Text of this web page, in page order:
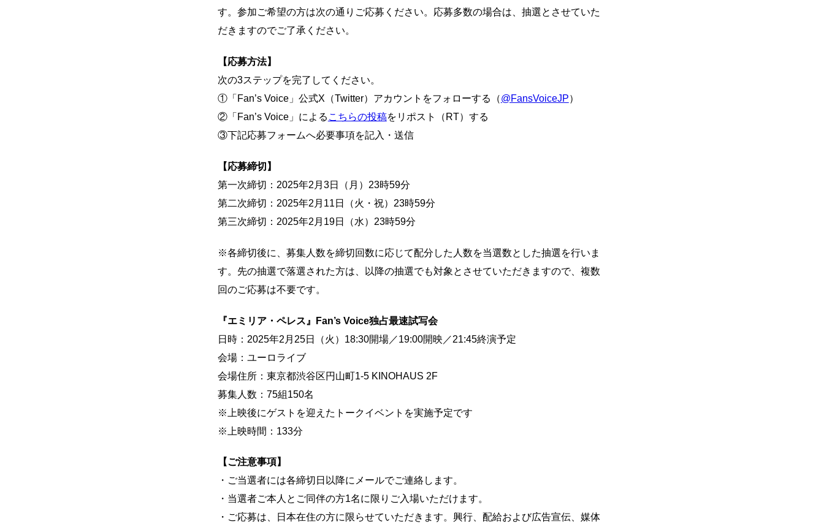
す。参加ご希望の方は次の通りご応募ください。応募多数の場合は、抽選とさせていた
だきますのでご了承ください。
【応募方法】
次の3ステップを完了してください。
①「Fan’s Voice」公式X（Twitter）アカウントをフォローする（@FansVoiceJP）
②「Fan’s Voice」による こちらの投稿をリポスト（RT）する
③下記応募フォームへ必要事項を記入・送信
【応募締切】
第一次締切：2025年2月3日（月）23時59分
第二次締切：2025年2月11日（火・祝）23時59分
第三次締切：2025年2月19日（水）23時59分
※各締切後に、募集人数を締切回数に応じて配分した人数を当選数とした抽選を行いま
す。先の抽選で落選された方は、以降の抽選でも対象とさせていただきますので、複数
回のご応募は不要です。
『エミリア・ペレス』Fan’s Voice独占最速試写会
日時：2025年2月25日（火）18:30開場／19:00開映／21:45終演予定
会場：ユーロライブ
会場住所：東京都渋谷区円山町1-5 KINOHAUS 2F
募集人数：75組150名
※上映後にゲストを迎えたトークイベントを実施予定です
※上映時間：133分
【ご注意事項】
・ご当選者には各締切日以降にメールでご連絡します。
・当選者ご本人とご同伴の方1名に限りご入場いただけます。
・ご応募は、日本在住の方に限らせていただきます。興行、配給および広告宣伝、媒体